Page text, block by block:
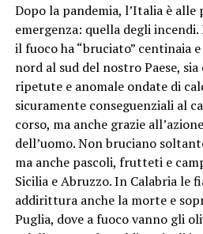
Dopo la pandemia, l’Italia è alle
emergenza: quella degli
il fuoco ha “bruciato” centinaia
nord al sud del nostro Paese,
ripetute e anomale ondate di
sicuramente conseguenziali al
corso, ma anche grazie
dell’uomo. Non bruciano
ma anche pascoli, frutteti e
Sicilia e Abruzzo. In Calabria le
addirittura anche la morte e
Puglia, dove a fuoco vanno gli